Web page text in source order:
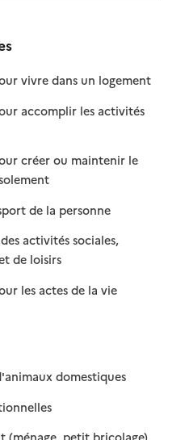
vivre dans un logement
:
: non
accomplir les activités
créer ou maintenir le
: disponible
: non disponible
de la personne: disponible
: non disponible
activités sociales,
de loisirs: disponible
: non disponible
les actes de la vie
domestiques: disponible
: non
: disponible
: non disponible
: disponible
: non